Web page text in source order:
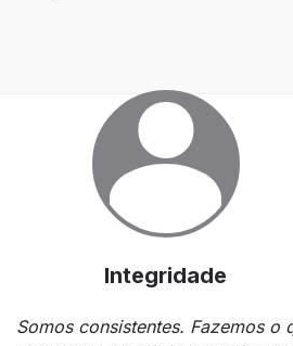
Integridade
Somos consistentes. Fazemos o